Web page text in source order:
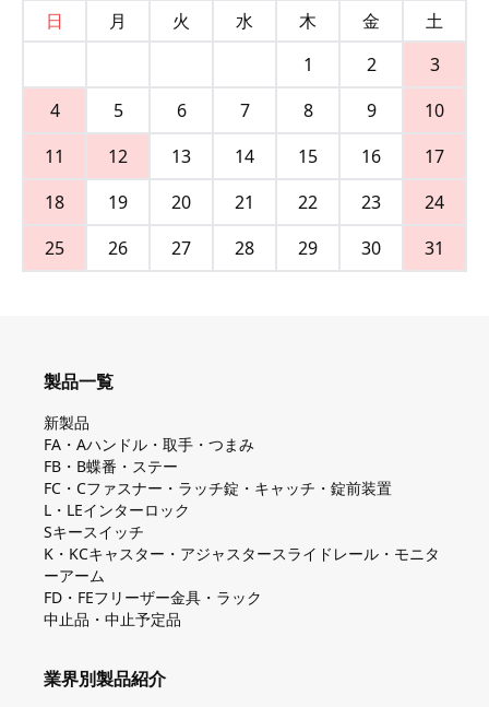
日
月 火 水 木 金
土
1
2
3
4
5 6 7 8 9
10
11
12 13 14 15 16
17
18
19 20 21 22 23
24
25
26 27 28 29 30 31
製品一覧
新製品
FA・Aハンドル・取手・つまみ
FB・B蝶番・ステー
FC・Cファスナー・ラッチ錠・キャッチ・錠前装置
L・LEインターロック
Sキースイッチ
K・KCキャスター・アジャスタースライドレール・モニタ
ーアーム
FD・FEフリーザー金具・ラック
中止品・中止予定品
業界別製品紹介